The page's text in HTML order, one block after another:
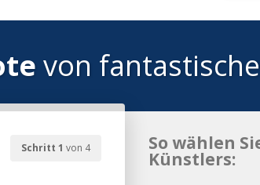
von
Schritt 1 von 4 So wählen
Künstlers: